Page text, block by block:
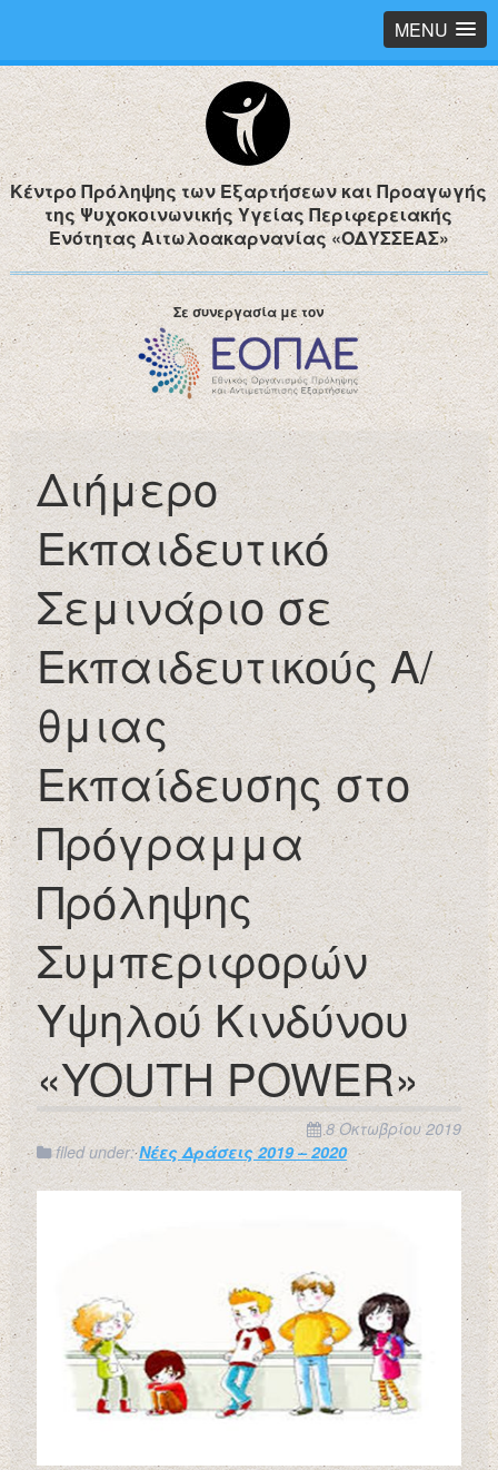
MENU
Κέντρο Πρόληψης των Εξαρτήσεων και Προαγωγής
της Ψυχοκοινωνικής Υγείας Περιφερειακής
Ενότητας Αιτωλοακαρνανίας «ΟΔΥΣΣΕΑΣ»
Σε συνεργασία με τον
Διήμερο
Εκπαιδευτικό
Σεμινάριο σε
Εκπαιδευτικούς Α/
θμιας
Εκπαίδευσης στο
Πρόγραμμα
Πρόληψης
Συμπεριφορών
Υψηλού Κινδύνου
«YOUTH POWER»
8 Οκτωβρίου 2019
filed under:Νέες Δράσεις 2019 – 2020